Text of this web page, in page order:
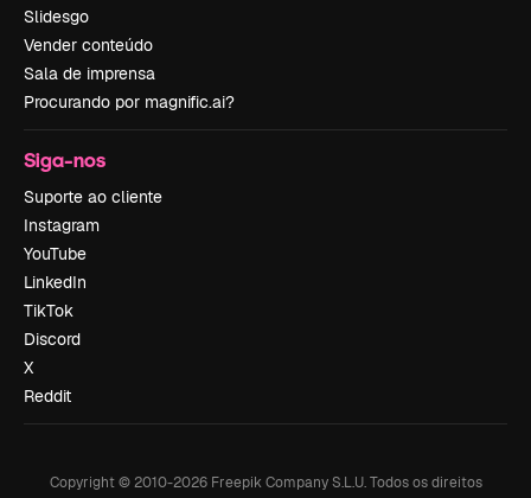
Slidesgo
Vender conteúdo
Sala de imprensa
Procurando por magnific.ai?
Siga-nos
Suporte ao cliente
Instagram
YouTube
LinkedIn
TikTok
Discord
X
Reddit
Copyright © 2010-2026Freepik Company S.L.U. Todos os direitos